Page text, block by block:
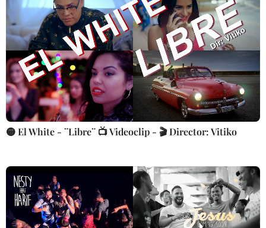
🟡 El White - ¨Libre¨ 📺 Videoclip - 🎬 Director: Vitiko